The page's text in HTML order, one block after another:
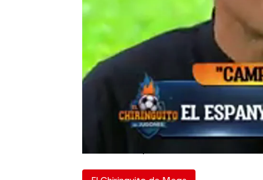
El Chiringuito
Publicado: 04 de febrero de 2025, 02:11
El Real Madrid ha
al sistema arbitral
Cornelia con la no
entrada a Kylian
el plató de El
árbitros españoles.